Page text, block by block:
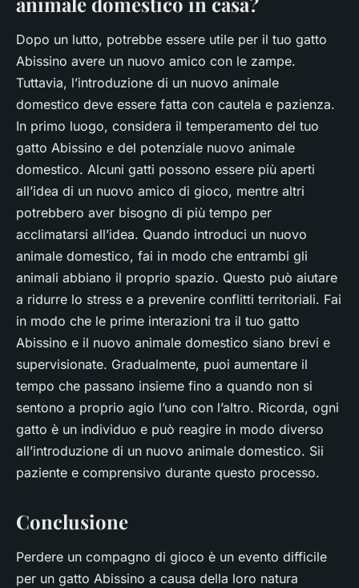
Dopo un lutto, potrebbe essere utile per il tuo gatto
Abissino avere un nuovo amico con le zampe.
Tuttavia, l’introduzione di un nuovo animale
domestico deve essere fatta con cautela e pazienza.
In primo luogo, considera il temperamento del tuo
gatto Abissino e del potenziale nuovo animale
domestico. Alcuni gatti possono essere più aperti
all’idea di un nuovo amico di gioco, mentre altri
potrebbero aver bisogno di più tempo per
acclimatarsi all’idea. Quando introduci un nuovo
animale domestico, fai in modo che entrambi gli
animali abbiano il proprio spazio. Questo può aiutare
a ridurre lo stress e a prevenire conflitti territoriali. Fai
in modo che le prime interazioni tra il tuo gatto
Abissino e il nuovo animale domestico siano brevi e
supervisionate. Gradualmente, puoi aumentare il
tempo che passano insieme fino a quando non si
sentono a proprio agio l’uno con l’altro. Ricorda, ogni
gatto è un individuo e può reagire in modo diverso
all’introduzione di un nuovo animale domestico. Sii
paziente e comprensivo durante questo processo.
Conclusione
Perdere un compagno di gioco è un evento difficile
per un gatto Abissino a causa della loro natura